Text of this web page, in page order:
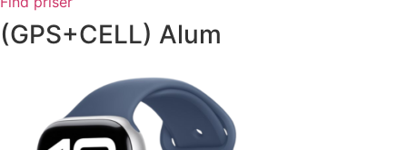
(GPS+CELL) Alum